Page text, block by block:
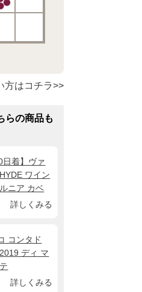
方はコチラ>>
らの商品も
日着】ヴァ
ワイン
ニア カベ
ニヨン
詳しくみる
コンタド
ディ マ
詳しくみる